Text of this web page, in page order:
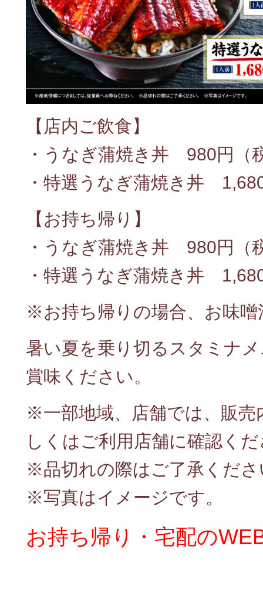
【店内ご飲食】
・うなぎ蒲焼き丼 980円（
・特選うなぎ蒲焼き丼
【お持ち帰り】
・うなぎ蒲焼き丼 980円（
・特選うなぎ蒲焼き丼
※お持ち帰りの場合、お味
暑い夏を乗り切るスタミナ
賞味ください。
※一部地域、店舗では、販売
しくはご利用店舗に確認く
※品切れの際はご了承くださ
※写真はイメージです。
お持ち帰り・宅配の